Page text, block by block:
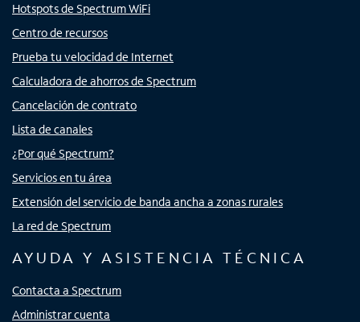
Hotspots de Spectrum WiFi
Centro de recursos
Prueba tu velocidad de Internet
Calculadora de ahorros de Spectrum
Cancelación de contrato
Lista de canales
¿Por qué Spectrum?
Servicios en tu área
Extensión del servicio de banda ancha a zonas rurales
La red de Spectrum
AYUDA Y ASISTENCIA TÉCNICA
Contacta a Spectrum
Administrar cuenta